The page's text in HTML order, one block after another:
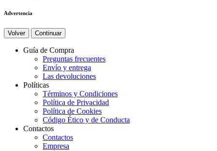
Advertencia
Volver Continuar
Guía de Compra
Preguntas frecuentes
Envío y entrega
Las devoluciones
Políticas
Términos y Condiciones
Política de Privacidad
Política de Cookies
Código Ético y de Conducta
Contactos
Contactos
Empresa